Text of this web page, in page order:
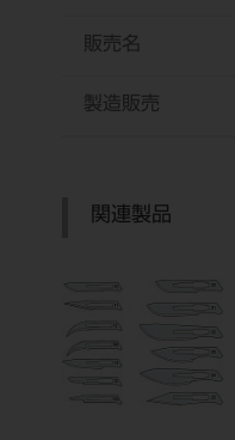
販売名
製造販売
関連製品